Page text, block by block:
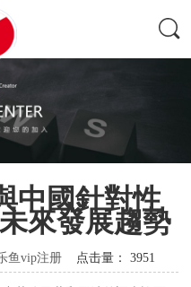
中國針對性
來發展趨勢
鱼vip注册 点击量：3951